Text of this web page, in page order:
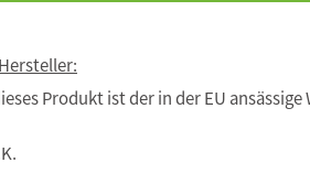
Produkt ist der in der EU